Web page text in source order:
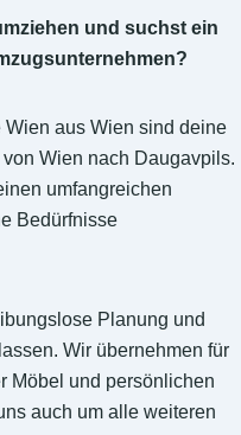
und suchst ein
aus Wien sind deine
Wien nach Daugavpils.
umfangreichen
Bedürfnisse
Planung und
Wir übernehmen für
Möbel und persönlichen
auch um alle weiteren